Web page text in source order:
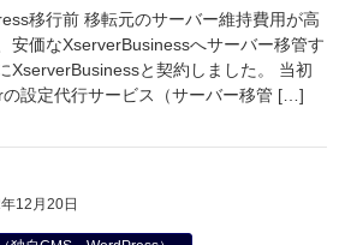
移行前 移転元のサーバー維持費用が高
安価なXserverBusinessへサーバー移管す
XserverBusinessと契約しました。 当初
設定代行サービス（サーバー移管 […]
12月20日